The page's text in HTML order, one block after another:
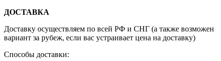
ДОСТАВКА
Доставку осуществляем по всей РФ и СНГ (а также возможен
вариант за рубеж, если вас устраивает цена на доставку)
Способы доставки: